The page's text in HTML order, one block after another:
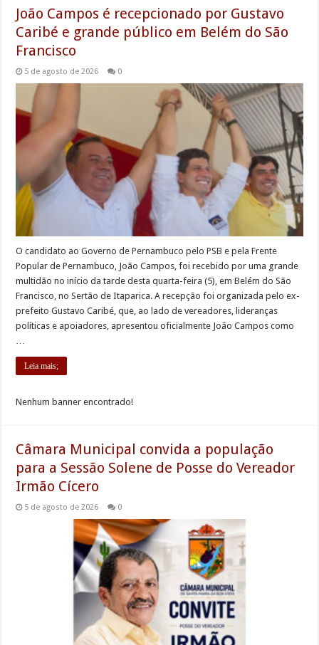
João Campos é recepcionado por Gustavo
Caribé e grande público em Belém do São
Francisco
5 de agosto de 2026 0
O candidato ao Governo de Pernambuco pelo PSB e pela Frente
Popular de Pernambuco, João Campos, foi recebido por uma grande
multidão no início da tarde desta quarta-feira (5), em Belém do São
Francisco, no Sertão de Itaparica. A recepção foi organizada pelo ex-
prefeito Gustavo Caribé, que, ao lado de vereadores, lideranças
políticas e apoiadores, apresentou oficialmente João Campos como
…
Leia mais;
Nenhum banner encontrado!
Câmara Municipal convida a população
para a Sessão Solene de Posse do Vereador
Irmão Cícero
5 de agosto de 2026 0